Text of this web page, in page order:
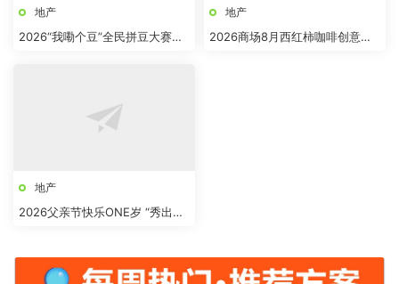
地产
2026“我嘞个豆”全民拼豆大赛主
地产
2026商场8月西红柿咖啡创意市
地产
2026父亲节快乐ONE岁 “秀出爸